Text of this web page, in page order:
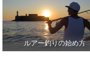
ルアー釣りの始め方